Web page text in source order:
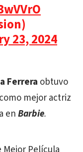
23, 2024
Ferrera obtuvo
mejor actriz
enBarbie.